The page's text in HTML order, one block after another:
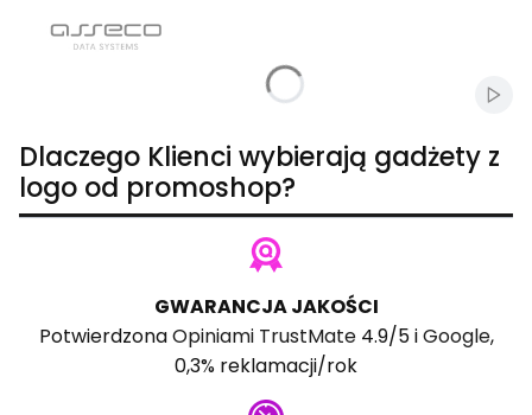
Dlaczego Klienci wybierają gadżety z
logo od promoshop?
GWARANCJA JAKOŚCI
PotwierdzonaOpiniami TrustMate4.9/5 iGoogle,
0,3% reklamacji/rok